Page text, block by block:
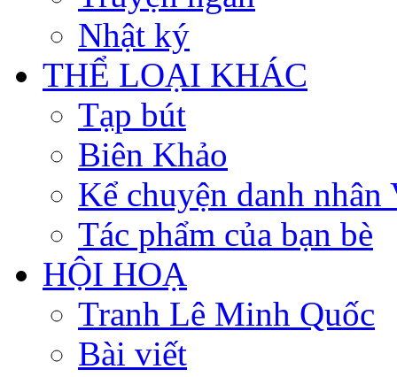
Nhật ký
THỂ LOẠI KHÁC
Tạp bút
Biên Khảo
Kể chuyện danh nhân
Tác phẩm của bạn bè
HỘI HOẠ
Tranh Lê Minh Quốc
Bài viết